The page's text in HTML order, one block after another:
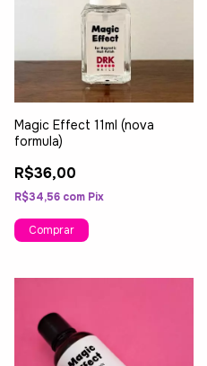
Magic Effect 11ml (nova
formula)
R$36,00
R$34,56 com Pix